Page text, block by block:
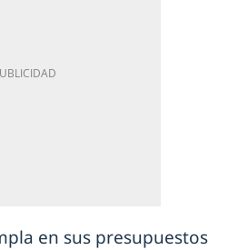
en sus presupuestos